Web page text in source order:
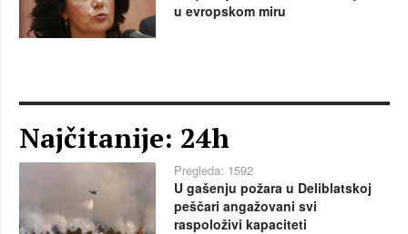
u evropskom miru
Najčitanije: 24h
Pregleda: 1592
U gašenju požara u Deliblatskoj
peščari angažovani svi
raspoloživi kapaciteti